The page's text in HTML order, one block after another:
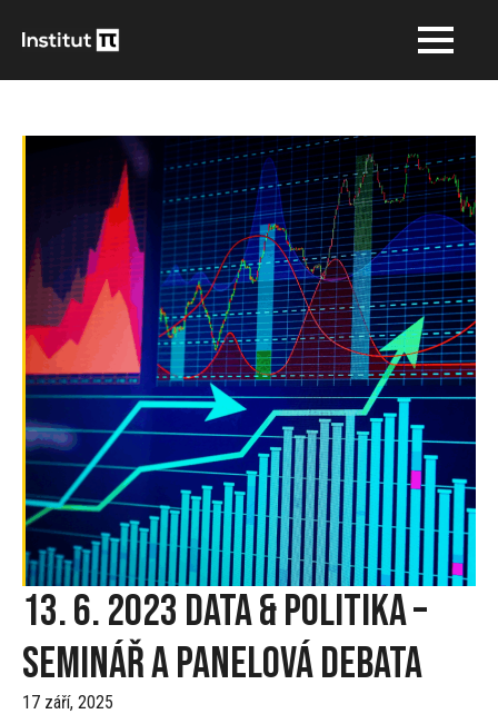
13. 6. 2023 Data & politika –
seminář a panelová debata
17 září, 2025